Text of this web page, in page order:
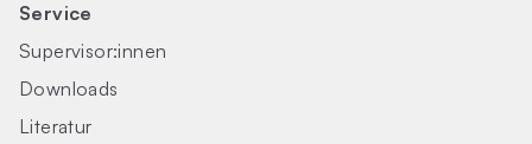
Service
Supervisor:innen
Downloads
Literatur